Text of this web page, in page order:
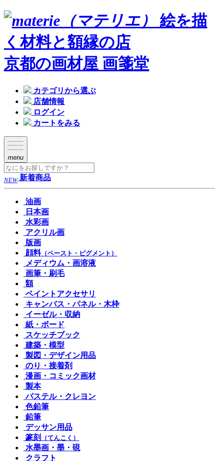
絵を描
く材料と額縁の店
京都の画材屋 画箋堂
カテゴリから選ぶ
店舗情報
ログイン
カートをみる
menu
NEW 新着商品
油画
日本画
水彩画
アクリル画
版画
顔料（ペースト・ピグメント）
メディウム・画溶液
画筆・刷毛
額
ペイントアクセサリ
キャンバス・パネル・木枠
イーゼル・収納
紙・ボード
スケッチブック
建築・模型
製図・デザイン用品
のり・接着剤
漫画・コミック画材
製本
パステル・クレヨン
色鉛筆
鉛筆
デッサン用品
篆刻
（てんこく）
水墨画・墨・硯
クラフト